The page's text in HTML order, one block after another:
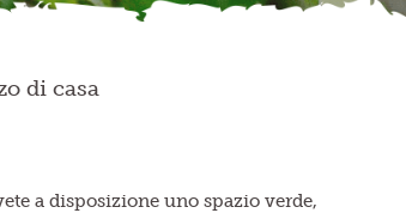
di casa
a disposizione uno spazio verde,